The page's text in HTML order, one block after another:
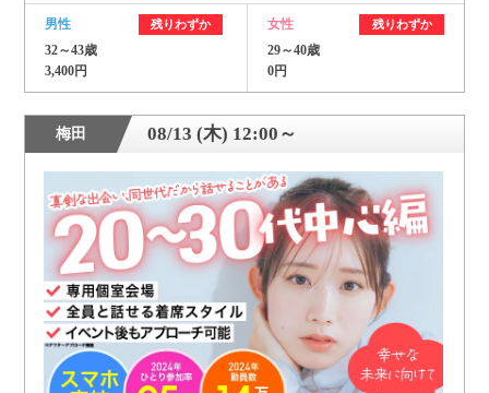
男性 残りわずか
32～43歳
3,400円
女性 残りわずか
29～40歳
0円
梅田 08/13 (木) 12:00～